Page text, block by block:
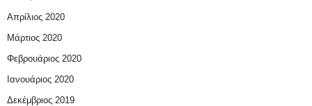
Απρίλιος 2020
Μάρτιος 2020
Φεβρουάριος 2020
Ιανουάριος 2020
Δεκέμβριος 2019